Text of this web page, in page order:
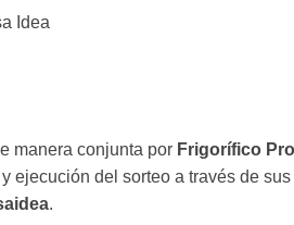
Idea
manera conjunta por Frigorífico
ejecución del sorteo a través de
.